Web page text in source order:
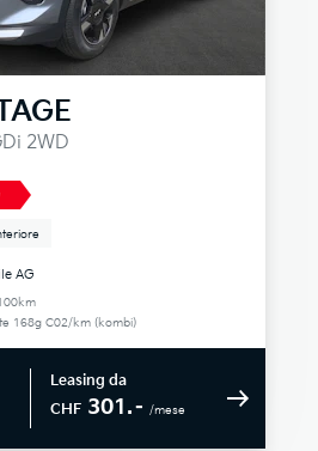
2WD
AG
168g C02/km (kombi)
Leasing da
CHF 301.– /mese